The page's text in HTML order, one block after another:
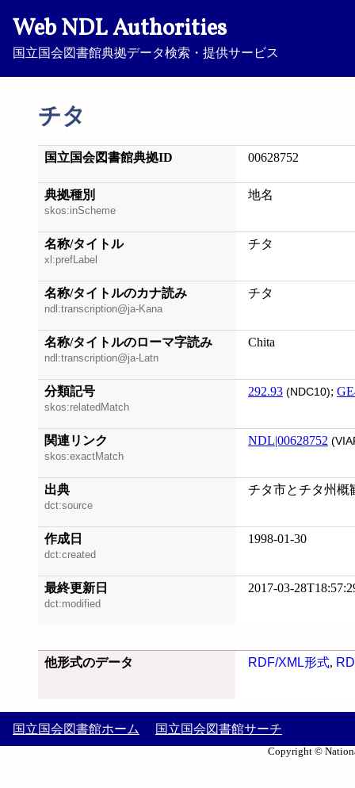
Web NDL Authorities
国立国会図書館典拠データ検索・提供サービス
チタ
国立国会図書館典拠ID 00628752
典拠種別
skos:inScheme
地名
名称/タイトル
xl:prefLabel
チタ
名称/タイトルのカナ読み
ndl:transcription@ja-Kana
チタ
名称/タイトルのローマ字読み
ndl:transcription@ja-Latn
Chita
分類記号
skos:relatedMatch
292.93 (NDC10);
関連リンク
skos:exactMatch
NDL|00628752
出典
dct:source
チタ市とチタ州概
作成日
dct:created
1998-01-30
最終更新日
dct:modified
2017-03-
他形式のデータ RDF/XML形式,
国立国会図書館ホーム 国立国会図書館サーチ
Copyright ©